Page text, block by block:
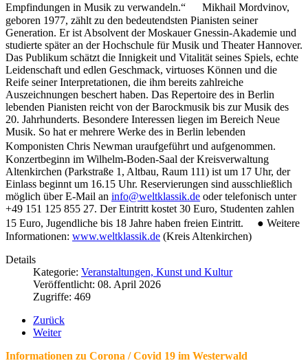
Empfindungen in Musik zu verwandeln.“ Mikhail Mordvinov,
geboren 1977, zählt zu den bedeutendsten Pianisten seiner
Generation. Er ist Absolvent der Moskauer Gnessin-Akademie und
studierte später an der Hochschule für Musik und Theater Hannover.
Das Publikum schätzt die Innigkeit und Vitalität seines Spiels, echte
Leidenschaft und edlen Geschmack, virtuoses Können und die
Reife seiner Interpretationen, die ihm bereits zahlreiche
Auszeichnungen beschert haben. Das Repertoire des in Berlin
lebenden Pianisten reicht von der Barockmusik bis zur Musik des
20. Jahrhunderts. Besondere Interessen liegen im Bereich Neue
Musik. So hat er mehrere Werke des in Berlin lebenden
Komponisten Chris Newman uraufgeführt und aufgenommen.
Konzertbeginn im Wilhelm-Boden-Saal der Kreisverwaltung
Altenkirchen (Parkstraße 1, Altbau, Raum 111) ist um 17 Uhr, der
Einlass beginnt um 16.15 Uhr. Reservierungen sind ausschließlich
möglich über E-Mail an info@weltklassik.de oder telefonisch unter
+49 151 125 855 27. Der Eintritt kostet 30 Euro, Studenten zahlen
15 Euro, Jugendliche bis 18 Jahre haben freien Eintritt. ● Weitere
Informationen: www.weltklassik.de (Kreis Altenkirchen)
Details
Kategorie: Veranstaltungen, Kunst und Kultur
Veröffentlicht: 08. April 2026
Zugriffe: 469
Zurück
Weiter
Informationen zu Corona / Covid 19 im Westerwald